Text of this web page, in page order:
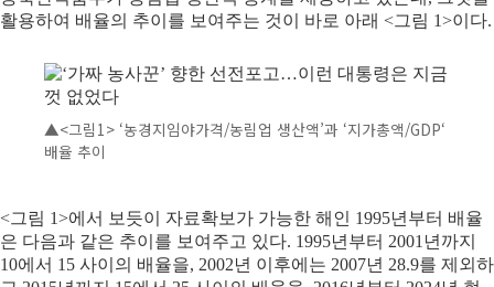
활용하여 배율의 추이를 보여주는 것이 바로 아래 <그림 1>이다.
▲<그림1> ‘농경지임야가격/농림업 생산액’과 ‘지가총액/GDP‘
배율 추이
<그림 1>에서 보듯이 자료확보가 가능한 해인 1995년부터 배율
은 다음과 같은 추이를 보여주고 있다. 1995년부터 2001년까지
10에서 15 사이의 배율을, 2002년 이후에는 2007년 28.9를 제외하